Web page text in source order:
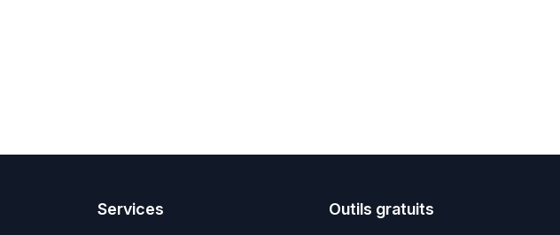
Services Outils gratuits